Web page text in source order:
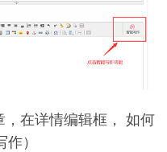
，在详情编辑框， 如何
）